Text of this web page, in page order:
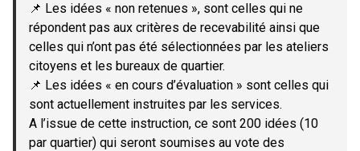
📌 Les idées « non retenues », sont celles qui ne
répondent pas aux critères de recevabilité ainsi que
celles qui n’ont pas été sélectionnées par les ateliers
citoyens et les bureaux de quartier.
📌 Les idées « en cours d’évaluation » sont celles qui
sont actuellement instruites par les services.
A l’issue de cette instruction, ce sont 200 idées (10
par quartier) qui seront soumises au vote des